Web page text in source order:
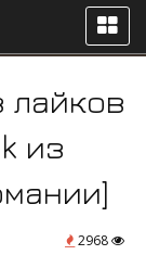
лайков
из
2968